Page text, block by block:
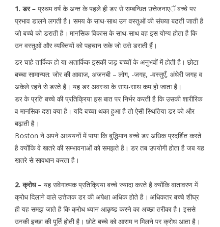
1. डर – प्रथम वर्ष के अन्त के पहले ही डर से सम्बन्धित उत्तेजनाएॅ बच्चे पर
प्रभाव डालने लगती है। समय के साथ-साथ उन वस्तुओं की संख्या बढती जाती है
जो बच्चे को डराती है। मानसिक विकास के साथ-साथ वह इस योग्य होता है कि
उन वस्तुओं और व्यक्तियों को पहचान सके जो उसे डराती हैं।
डर चाहे तार्किक हो या अतार्किक इसकी जड़ बच्चों के अनुभवों में होती है। छोटा
बच्चा सामान्यत: जोर की आवाज, अजनबी – लोग, -जगह, -वस्तुएँ, अंधेरी जगह व
अकेले रहने से डरते है। यह डर अवस्था के साथ-साथ कम हो जाता है।
डर के प्रति बच्चे की प्रतिक्रिया इस बात पर निर्भर करती है कि उसकी शारीरिक
व मानसिक दशा क्या है। यदि बच्चा थका हुआ है तो ऐसी स्थितिया डर को और
बढ़ाती है।
Boston ने अपने अध्ययनों में पाया कि बुद्धिमान बच्चे डर अधिक प्रदर्शित करते
है क्योंकि वे खतरे की सम्भावनाओं को समझते है। डर तब उपयोगी होता है जब यह
खतरे से सावधान करता है।
2. क्रोध – यह संवेगात्मक प्रतिक्रिया बच्चे ज्यादा करते है क्योंकि वातावरण में
क्रोध दिलाने वाले उत्तेजक डर की अपेक्षा अधिक होते है। अधिकतर बच्चे शीघ्र
ही यह समझ जाते है कि क्रोध ध्यान आकृष्ड करने का अच्छा तरीका है। इससे
उनकी इच्छा की पूर्ति होती है। छोटे बच्चे को आराम न मिलने पर क्रोध आता है।